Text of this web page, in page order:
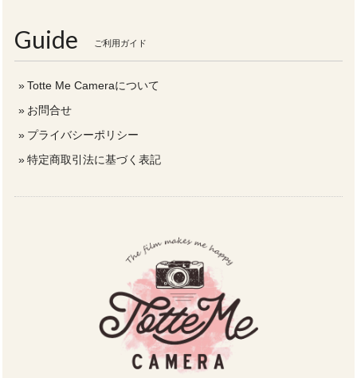
Guide ご利用ガイド
Totte Me Cameraについて
お問合せ
プライバシーポリシー
特定商取引法に基づく表記